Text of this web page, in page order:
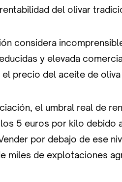
del olivar
considera
y elevada
precio del aceite de
el umbral real de
5 euros por kilo
por debajo de ese
miles de explotaciones